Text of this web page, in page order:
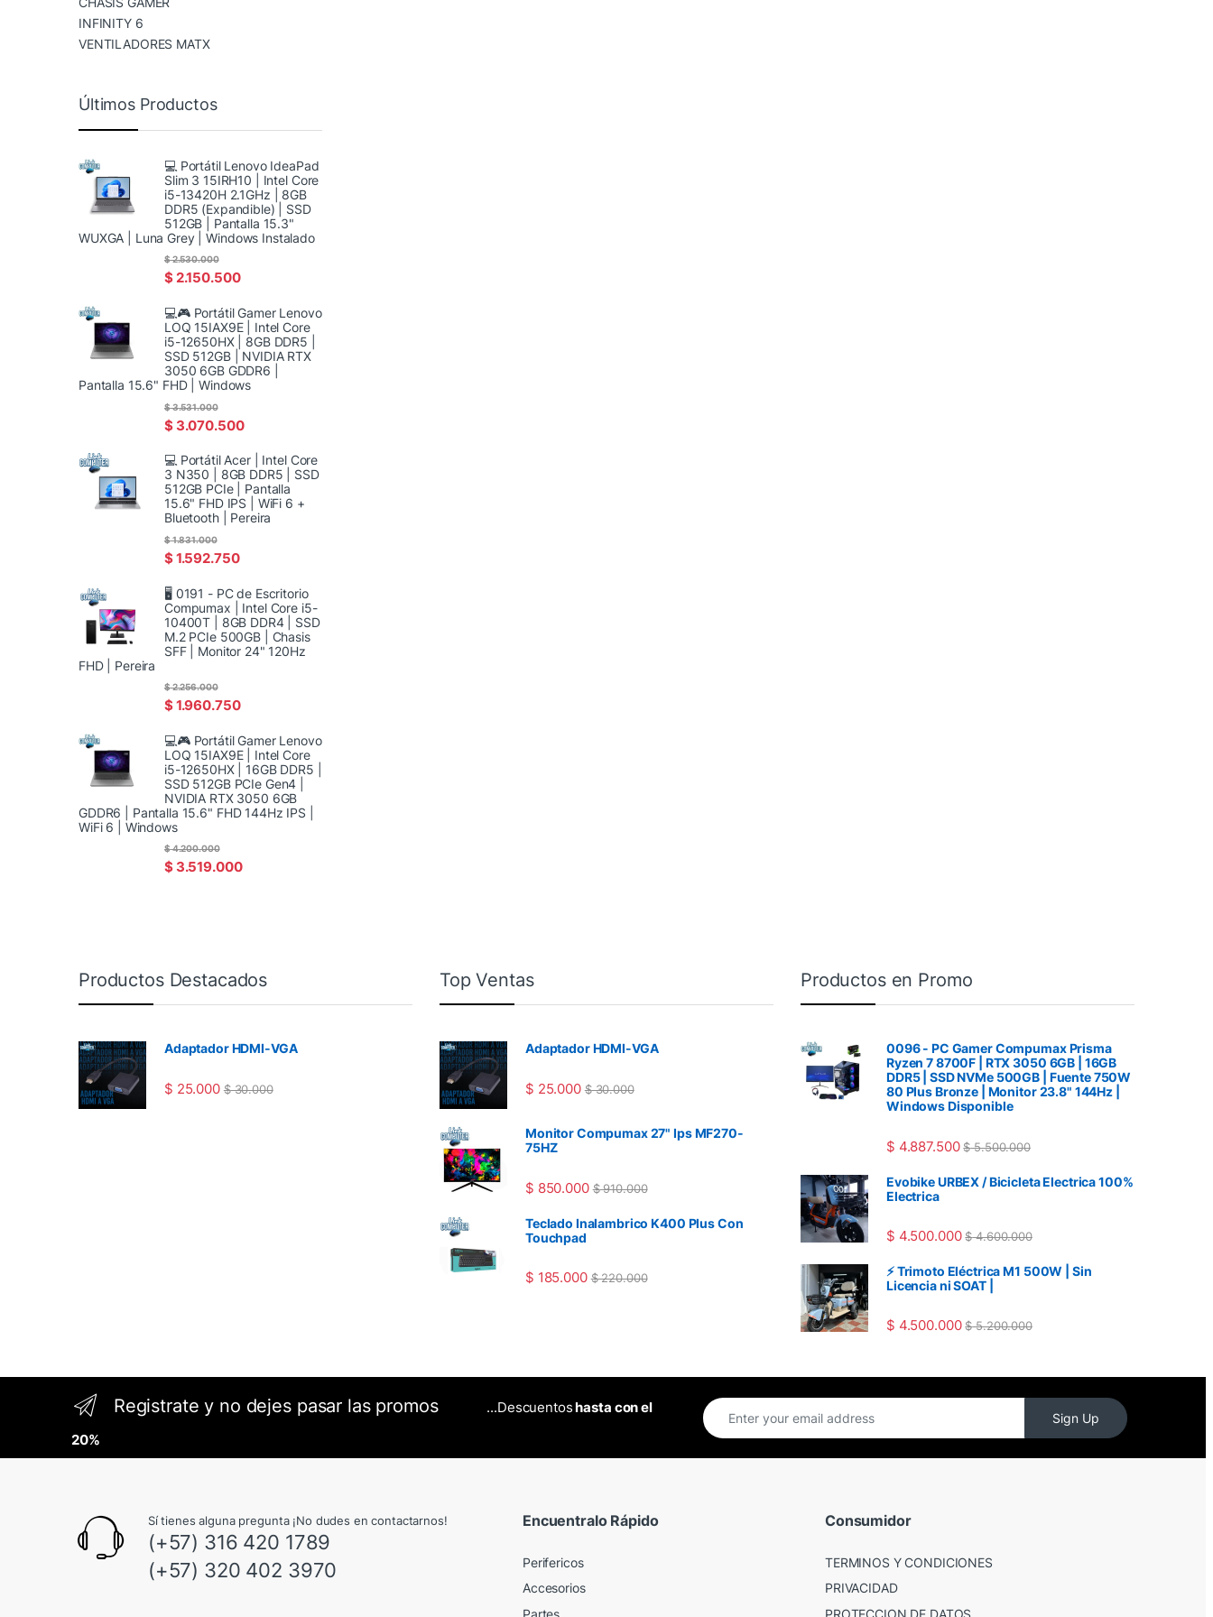
INFINITY 6
VENTILADORES MATX
Últimos Productos
💻 Portátil Lenovo IdeaPad
Slim 3 15IRH10 | Intel Core
i5-13420H 2.1GHz | 8GB
DDR5 (Expandible) | SSD
512GB | Pantalla 15.3"
WUXGA | Luna Grey | Windows Instalado
$2.150.500
$2.530.000
💻🎮 Portátil Gamer Lenovo
LOQ 15IAX9E | Intel Core
i5-12650HX | 8GB DDR5 |
SSD 512GB | NVIDIA RTX
3050 6GB GDDR6 |
Pantalla 15.6" FHD | Windows
$3.070.500
$3.531.000
💻 Portátil Acer | Intel Core
3 N350 | 8GB DDR5 | SSD
512GB PCIe | Pantalla
15.6" FHD IPS | WiFi 6 +
Bluetooth | Pereira
$1.592.750
$1.831.000
🖥️ 0191 - PC de Escritorio
Compumax | Intel Core i5-
10400T | 8GB DDR4 | SSD
M.2 PCIe 500GB | Chasis
SFF | Monitor 24" 120Hz
FHD | Pereira
$1.960.750
$2.256.000
💻🎮 Portátil Gamer Lenovo
LOQ 15IAX9E | Intel Core
i5-12650HX | 16GB DDR5 |
SSD 512GB PCIe Gen4 |
NVIDIA RTX 3050 6GB
GDDR6 | Pantalla 15.6" FHD 144Hz IPS |
WiFi 6 | Windows
$3.519.000
$4.200.000
Productos Destacados
Adaptador HDMI-VGA
$ 25.000 $30.000
Top Ventas
Adaptador HDMI-VGA
$ 25.000 $30.000
Monitor Compumax 27" Ips MF270-
75HZ
$ 850.000 $910.000
Teclado Inalambrico K400 Plus Con
Touchpad
$ 185.000 $220.000
Productos en Promo
0096 - PC Gamer Compumax Prisma
Ryzen 7 8700F | RTX 3050 6GB | 16GB
DDR5 | SSD NVMe 500GB | Fuente 750W
80 Plus Bronze | Monitor 23.8" 144Hz |
Windows Disponible
$ 4.887.500 $5.500.000
Evobike URBEX / Bicicleta Electrica 100%
Electrica
$ 4.500.000 $4.600.000
⚡ Trimoto Eléctrica M1 500W | Sin
Licencia ni SOAT |
$ 4.500.000 $5.200.000
Registrate y no dejes pasar las promos ...Descuentoshasta con el
20%
Sign Up
Sí tienes alguna pregunta ¡No dudes en contactarnos!
(+57) 316 420 1789
(+57) 320 402 3970
Encuentralo Rápido
Perifericos
Accesorios
Partes
Consumidor
TERMINOS Y CONDICIONES
PRIVACIDAD
PROTECCION DE DATOS